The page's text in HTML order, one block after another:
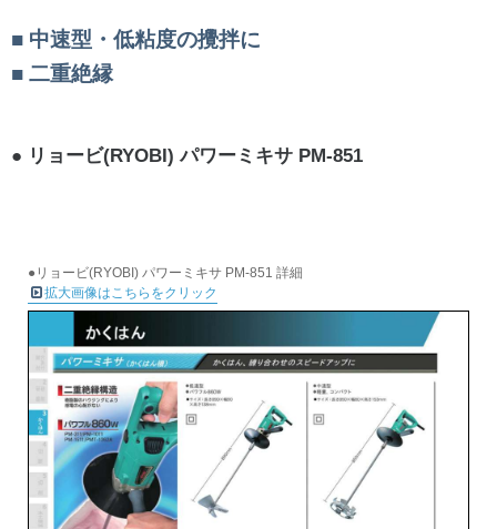
中速型・低粘度の攪拌に
二重絶縁
リョービ(RYOBI) パワーミキサ PM-851
●リョービ(RYOBI) パワーミキサ PM-851 詳細
拡大画像はこちらをクリック